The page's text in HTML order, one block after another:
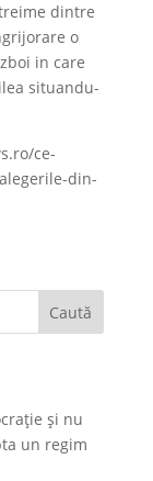
dintre
o
in care
situandu-
ce-
din-
Caută
și nu
un regim